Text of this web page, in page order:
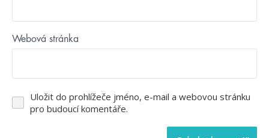
Webová stránka
Uložit do prohlížeče jméno, e-mail a webovou stránku
pro budoucí komentáře.